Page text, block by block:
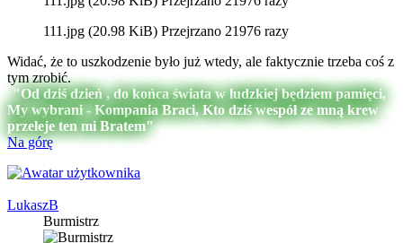
111.jpg (20.98 KiB) Przejrzano 21976 razy
Widać, że to uszkodzenie było już wtedy, ale faktycznie trzeba coś z
tym zrobić.
"Od dziś dzień , do końca świata w ludzkiej będziem pamięci,
My wybrani - Kompania Braci, Kto dziś wespół ze mną krew
przeleje ten mi Bratem"
Na górę
LukaszB
Burmistrz